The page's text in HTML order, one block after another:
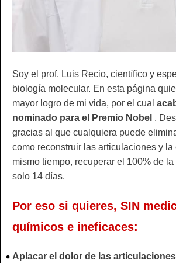
Soy el prof. Luis Recio, científico y
biología molecular. En esta página
mayor logro de mi vida, por el cual
nominado para el Premio Nobel .
gracias al que cualquiera puede
como reconstruir las articulaciones y la
mismo tiempo, recuperar el 100% de
solo 14 días.
Por eso si quieres, SIN
químicos e ineficaces:
Aplacar el dolor de las